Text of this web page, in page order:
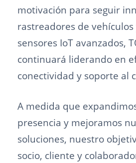
motivación para seguir
rastreadores de vehículos
sensores IoT avanzados,
continuará liderando en
conectividad y soporte al
A medida que
presencia y mejoramos
soluciones, nuestro
socio, cliente y